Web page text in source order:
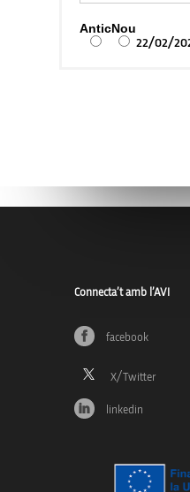
AnticNou
22/02/
Connecta’t amb l’AVI
facebook
linkedin